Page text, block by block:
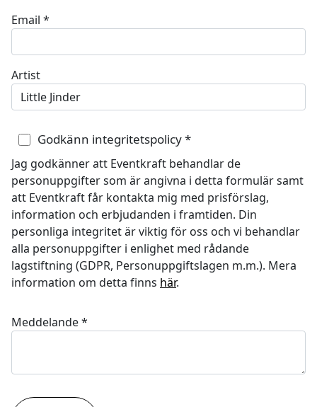
Email *
Artist
Godkänn integritetspolicy*
Jag godkänner att Eventkraft behandlar de
personuppgifter som är angivna i detta formulär samt
att Eventkraft får kontakta mig med prisförslag,
information och erbjudanden i framtiden. Din
personliga integritet är viktig för oss och vi behandlar
alla personuppgifter i enlighet med rådande
lagstiftning (GDPR, Personuppgiftslagen m.m.). Mera
information om detta finns här.
Meddelande*